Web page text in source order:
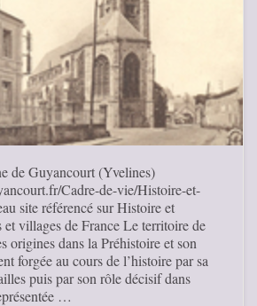
de Guyancourt (Yvelines)
Cadre-de-vie/Histoire-et-
site référencé sur Histoire et
villages de France Le territoire de
origines dans la Préhistoire et son
forgée au cours de l’histoire par sa
puis par son rôle décisif dans
…